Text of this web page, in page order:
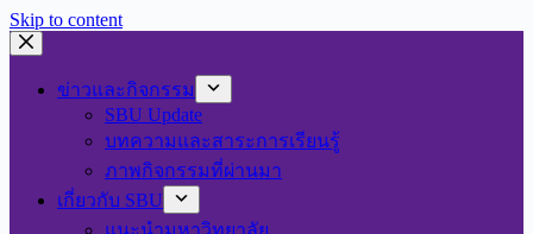
Skip to content
ข่าวและกิจกรรม
SBU Update
บทความและสาระการเรียนรู้
ภาพกิจกรรมที่ผ่านมา
เกี่ยวกับ SBU
แนะนำมหาวิทยาลัย